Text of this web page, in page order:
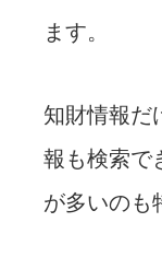
ます。
知財情報だ
報も検索で
が多いのも